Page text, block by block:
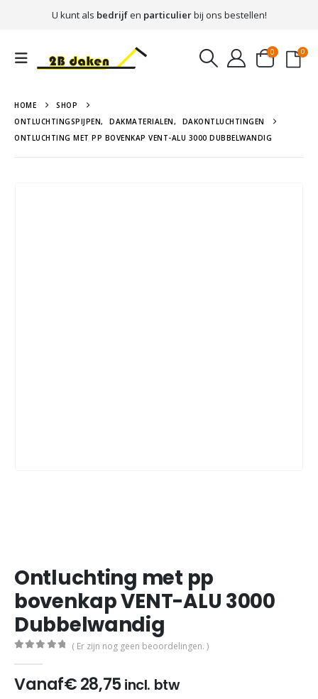
U kunt als bedrijfen particulierbij ons bestellen!
0 0
HOME
SHOP
ONTLUCHTINGSPIJPEN, DAKMATERIALEN,
DAKONTLUCHTINGEN
ONTLUCHTING MET PP BOVENKAP VENT-ALU 3000 DUBBELWANDIG
Ontluchting met pp
bovenkap VENT-ALU 3000
Dubbelwandig
( Er zijn nog geen beoordelingen. )
Vanaf€28,75incl. btw